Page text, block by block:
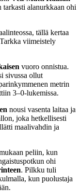
tarkasti alanurkkaan ohi
tällä kertaa
viimeistely
vuoro onnistua.
sivussa ollut
metrin
3–0-lukemissa.
nousi vasenta laitaa ja
joka hetkellisesti
maalivahdin ja
peliin, kun
ohi
. Pilkku tuli
kun puolustaja